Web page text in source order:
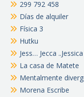
299 792 458
Días de alquiler
Física 3
Hutku
Jess… Jecca ..Jessica
La casa de Matete
Mentalmente
Morena Escribe